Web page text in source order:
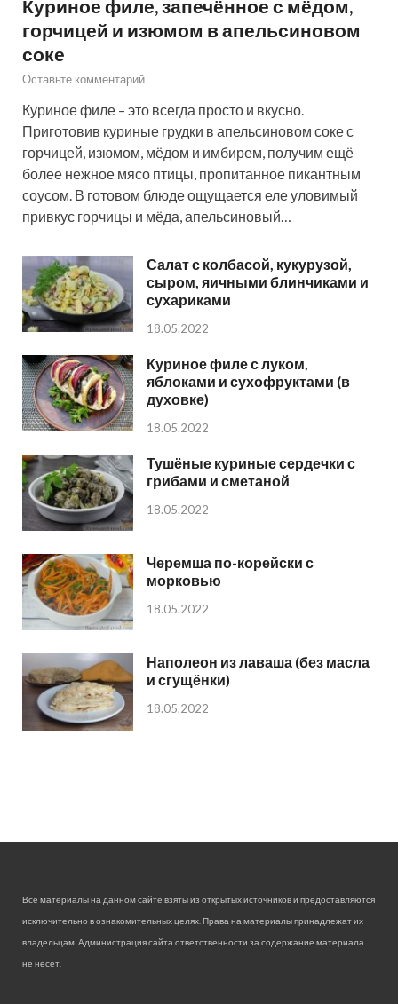
Куриное филе, запечённое с мёдом,
горчицей и изюмом в апельсиновом
соке
Оставьте комментарий
Куриное филе – это всегда просто и вкусно.
Приготовив куриные грудки в апельсиновом соке с
горчицей, изюмом, мёдом и имбирем, получим ещё
более нежное мясо птицы, пропитанное пикантным
соусом. В готовом блюде ощущается еле уловимый
привкус горчицы и мёда, апельсиновый…
Салат с колбасой, кукурузой,
сыром, яичными блинчиками и
сухариками
18.05.2022
Куриное филе с луком,
яблоками и сухофруктами (в
духовке)
18.05.2022
Тушёные куриные сердечки с
грибами и сметаной
18.05.2022
Черемша по-корейски с
морковью
18.05.2022
Наполеон из лаваша (без масла
и сгущёнки)
18.05.2022
Все материалы на данном сайте взяты из открытых источников и предоставляются
исключительно в ознакомительных целях. Права на материалы принадлежат их
владельцам. Администрация сайта ответственности за содержание материала
не несет.